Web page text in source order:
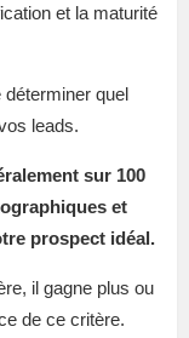
et la maturité
déterminer quel
leads.
sur 100
et
prospect idéal.
il gagne plus ou
de ce critère.